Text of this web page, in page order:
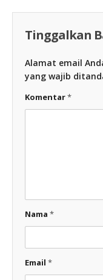
Tinggalkan
Alamat email
yang wajib
Komentar*
Nama *
Email *